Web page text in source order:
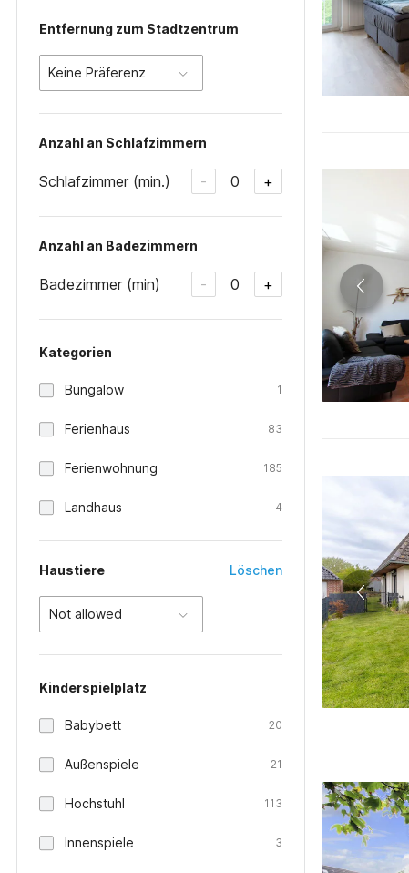
Entfernung zum Stadtzentrum
Keine Präferenz
Anzahl an Schlafzimmern
Schlafzimmer (min.) - 0 +
Anzahl an Badezimmern
Badezimmer (min) - 0 +
Kategorien
Bungalow 1
Ferienhaus 83
Ferienwohnung 185
Landhaus 4
Haustiere Löschen
Not allowed
Kinderspielplatz
Babybett 20
Außenspiele 21
Hochstuhl 113
Innenspiele 3